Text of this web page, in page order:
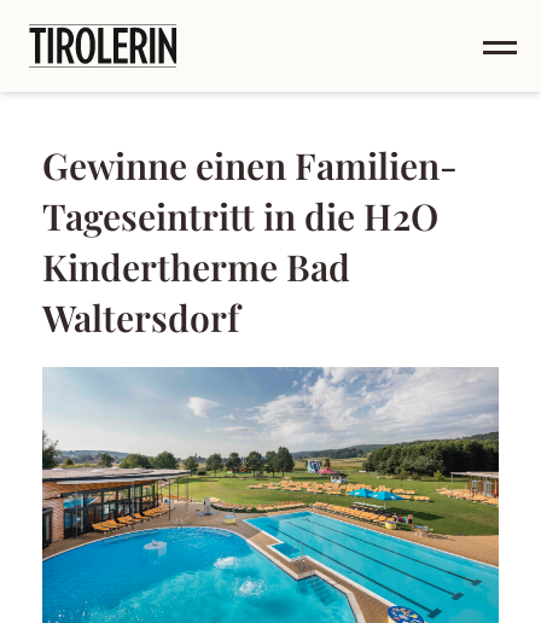
Gewinne einen Familien-
Tageseintritt in die H2O
Kindertherme Bad
Waltersdorf